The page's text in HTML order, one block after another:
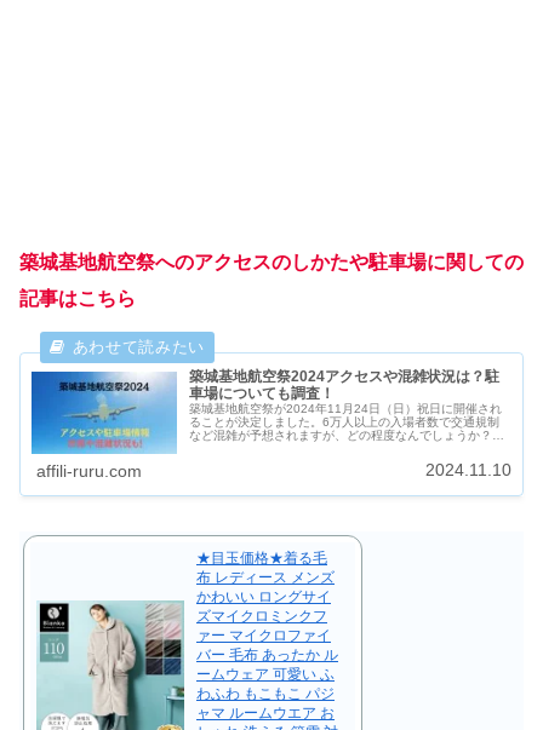
築城基地航空祭へのアクセスのしかたや駐車場に関しての
記事はこちら
築城基地航空祭2024アクセスや混雑状況は？駐
車場についても調査！
築城基地航空祭が2024年11月24日（日）祝日に開催され
ることが決定しました。6万人以上の入場者数で交通規制
など混雑が予想されますが、どの程度なんでしょうか？ま
affili-ruru.com 2024.11.10
★目玉価格★着る毛
布 レディース メンズ
かわいい ロングサイ
ズマイクロミンクフ
ァー マイクロファイ
バー 毛布 あったか ル
ームウェア 可愛い ふ
わふわ もこもこ パジ
ャマ ルームウエア お